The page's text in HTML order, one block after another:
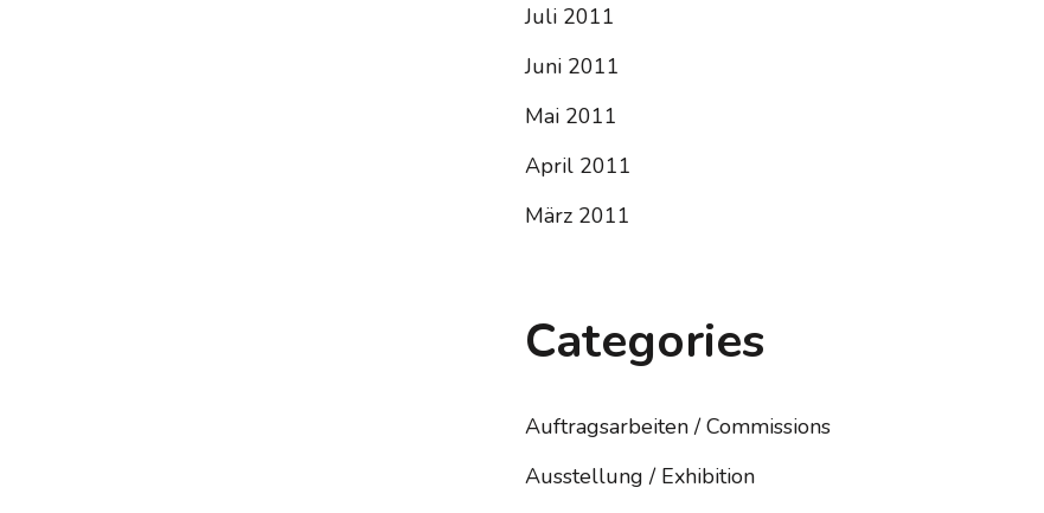
Juli 2011
Juni 2011
Mai 2011
April 2011
März 2011
Categories
Auftragsarbeiten / Commissions
Ausstellung / Exhibition